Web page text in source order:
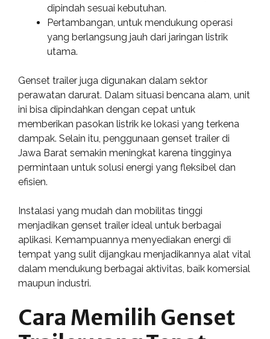
dipindah sesuai kebutuhan.
Pertambangan, untuk mendukung operasi
yang berlangsung jauh dari jaringan listrik
utama.
Genset trailer juga digunakan dalam sektor
perawatan darurat. Dalam situasi bencana alam, unit
ini bisa dipindahkan dengan cepat untuk
memberikan pasokan listrik ke lokasi yang terkena
dampak. Selain itu, penggunaan genset trailer di
Jawa Barat semakin meningkat karena tingginya
permintaan untuk solusi energi yang fleksibel dan
efisien.
Instalasi yang mudah dan mobilitas tinggi
menjadikan genset trailer ideal untuk berbagai
aplikasi. Kemampuannya menyediakan energi di
tempat yang sulit dijangkau menjadikannya alat vital
dalam mendukung berbagai aktivitas, baik komersial
maupun industri.
Cara Memilih Genset